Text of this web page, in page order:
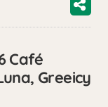
Café
Greeicy